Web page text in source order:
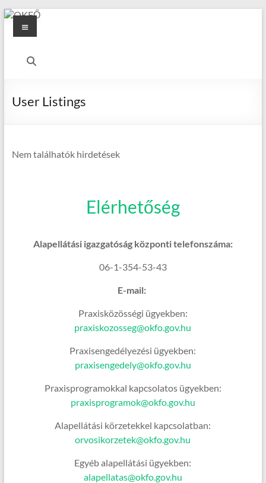
Skip
content
OKFŐ
Menu
User Listings
Nem találhatók hirdetések
Elérhetőség
Alapellátási igazgatóság központi telefonszáma:
06-1-354-53-43
E-mail:
Praxisközösségi ügyekben:
praxiskozosseg@okfo.gov.hu
Praxisengedélyezési ügyekben:
praxisengedely@okfo.gov.hu
Praxisprogramokkal kapcsolatos ügyekben:
praxisprogramok@okfo.gov.hu
Alapellátási körzetekkel kapcsolatban:
orvosikorzetek@okfo.gov.hu
Egyéb alapellátási ügyekben:
alapellatas@okfo.gov.hu